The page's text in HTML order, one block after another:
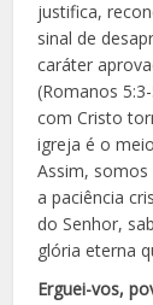
justifica,
sinal de
caráter
(Romanos
com Cristo
igreja é o
Assim,
a paciência
do Senhor,
glória eterna
Erguei-vos,